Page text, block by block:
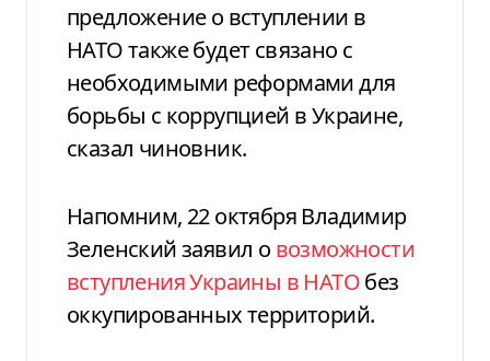
предложение о вступлении в
НАТО также будет связано с
необходимыми реформами для
борьбы с коррупцией в Украине,
сказал чиновник.
Напомним, 22 октября Владимир
Зеленский заявил о возможности
вступления Украины в НАТОбез
оккупированных территорий.